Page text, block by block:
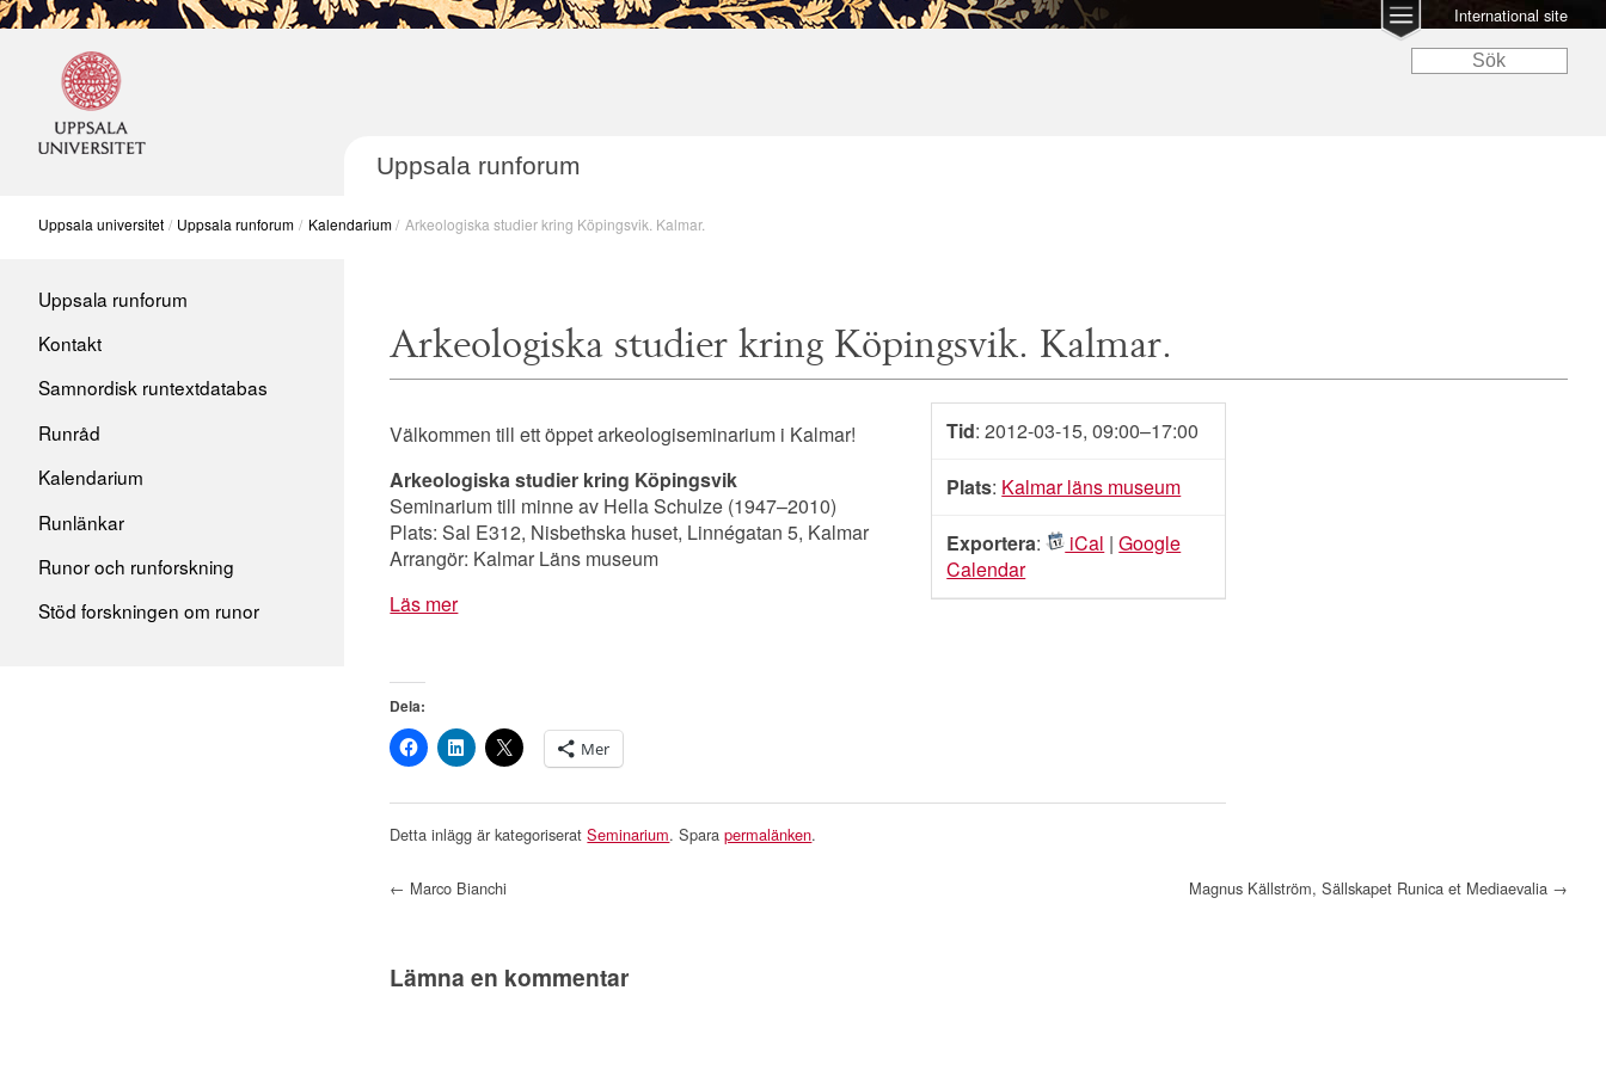
International site
Uppsala runforum
Uppsala universitet Uppsala runforum Kalendarium Arkeologiska studier kring Köpingsvik. Kalmar.
Skip
content
Uppsala runforum
Kontakt
Samnordisk runtextdatabas
Runråd
Kalendarium
Runlänkar
Runor och runforskning
Stöd forskningen om runor
Arkeologiska studier kring Köpingsvik. Kalmar.
Tid: 2012-03-15, 09:00–17:00
Plats: Kalmar läns museum
Exportera: iCal |Google
Calendar
Välkommen till ett öppet arkeologiseminarium i Kalmar!
Arkeologiska studier kring Köpingsvik
Seminarium till minne av Hella Schulze (1947–2010)
Plats: Sal E312, Nisbethska huset, Linnégatan 5, Kalmar
Arrangör: Kalmar Läns museum
Läs mer
Dela:
Mer
Detta inlägg är kategoriseratSeminarium. Sparapermalänken.
Post navigation
← Marco Bianchi Magnus Källström, Sällskapet Runica et Mediaevalia →
Lämna en kommentar